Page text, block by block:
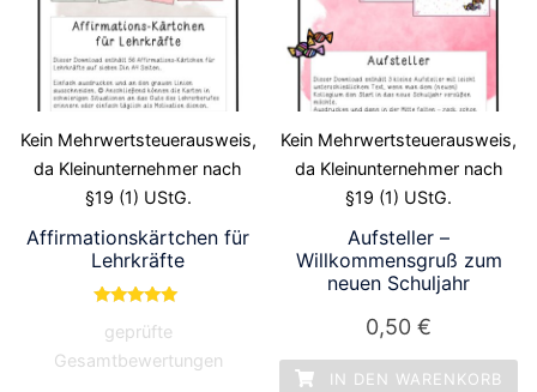
Kein Mehrwertsteuerausweis,
da Kleinunternehmer nach
§19 (1) UStG.
Affirmationskärtchen für
Lehrkräfte
5.00
geprüfte
Gesamtbewertungen
Kein Mehrwertsteuerausweis,
da Kleinunternehmer nach
§19 (1) UStG.
Aufsteller –
Willkommensgruß zum
neuen Schuljahr
0,50€
IN DEN WARENKORB